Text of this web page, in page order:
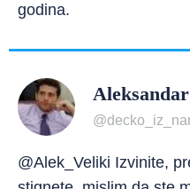
godina.
@Alek_Veliki Izvinite,